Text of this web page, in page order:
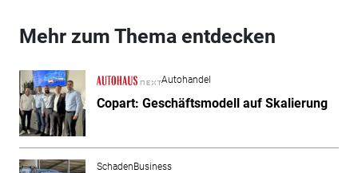
Mehr zum Thema entdecken
Autohandel
Copart: Geschäftsmodell auf Skalierung
SchadenBusiness